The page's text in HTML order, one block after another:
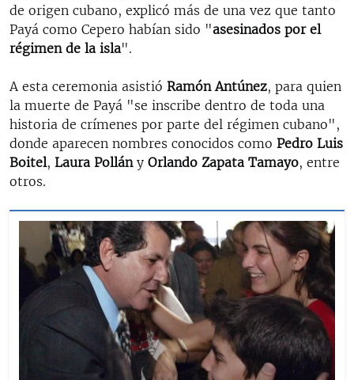
de origen cubano, explicó más de una vez que tanto
Payá como Cepero habían sido "asesinados por el
régimen de la isla".
A esta ceremonia asistió Ramón Antúnez, para quien
la muerte de Payá "se inscribe dentro de toda una
historia de crímenes por parte del régimen cubano",
donde aparecen nombres conocidos como Pedro Luis
Boitel, Laura Pollán y Orlando Zapata Tamayo, entre
otros.